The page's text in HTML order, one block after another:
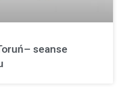
seanse